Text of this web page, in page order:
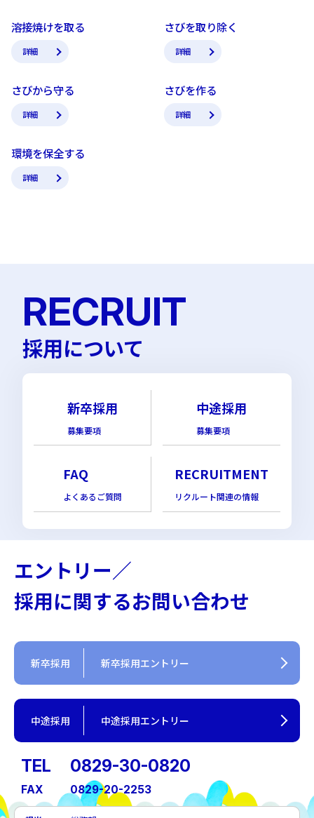
溶接焼けを取る
詳細
さびを取り除く
詳細
さびから守る
詳細
さびを作る
詳細
環境を保全する
詳細
RECRUIT
採用について
新卒採用
募集要項
中途採用
募集要項
FAQ
よくあるご質問
RECRUITMENT
リクルート関連の情報
エントリー／
採用に関するお問い合わせ
新卒採用 新卒採用エントリー
中途採用 中途採用エントリー
TEL 0829-30-0820
FAX 0829-20-2253